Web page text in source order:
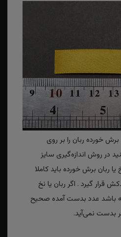
خورده ربان را بر روی
در روش اندازه‌گیری سایز
ربان برش خورده باید کاملا
قرار گیرد . اگر ربان یا نخ
باشد عدد بدست آمده صحیح
بدست نمی‌آید.